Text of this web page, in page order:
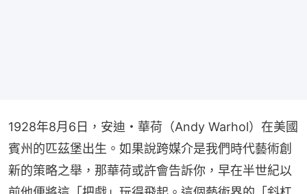
1928年8月6日，安迪・華荷（Andy Warhol）在美國
賓州的匹茲堡出生。如果說跨媒介是我們時代藝術創
新的策略之舉，那華荷或許會告訴你，早在半世紀以